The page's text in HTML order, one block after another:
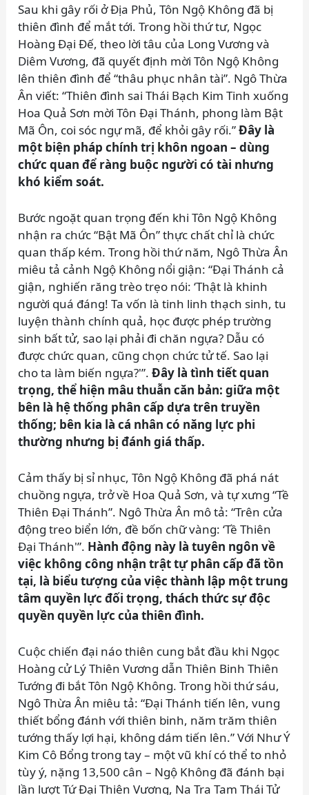
Sau khi gây rối ở Địa Phủ, Tôn Ngộ Không đã bị
thiên đình để mắt tới. Trong hồi thứ tư, Ngọc
Hoàng Đại Đế, theo lời tâu của Long Vương và
Diêm Vương, đã quyết định mời Tôn Ngộ Không
lên thiên đình để “thâu phục nhân tài”. Ngô Thừa
Ân viết: “Thiên đình sai Thái Bạch Kim Tinh xuống
Hoa Quả Sơn mời Tôn Đại Thánh, phong làm Bật
Mã Ôn, coi sóc ngự mã, để khỏi gây rối.”Đây là
một biện pháp chính trị khôn ngoan – dùng
chức quan để ràng buộc người có tài nhưng
khó kiểm soát.
Bước ngoặt quan trọng đến khi Tôn Ngộ Không
nhận ra chức “Bật Mã Ôn” thực chất chỉ là chức
quan thấp kém. Trong hồi thứ năm, Ngô Thừa Ân
miêu tả cảnh Ngộ Không nổi giận: “Đại Thánh cả
giận, nghiến răng trèo trẹo nói: ‘Thật là khinh
người quá đáng! Ta vốn là tinh linh thạch sinh, tu
luyện thành chính quả, học được phép trường
sinh bất tử, sao lại phải đi chăn ngựa? Dẫu có
được chức quan, cũng chọn chức tử tế. Sao lại
cho ta làm biến ngựa?'”.Đây là tình tiết quan
trọng, thể hiện mâu thuẫn căn bản: giữa một
bên là hệ thống phân cấp dựa trên truyền
thống; bên kia là cá nhân có năng lực phi
thường nhưng bị đánh giá thấp.
Cảm thấy bị sỉ nhục, Tôn Ngộ Không đã phá nát
chuồng ngựa, trở về Hoa Quả Sơn, và tự xưng “Tề
Thiên Đại Thánh”. Ngô Thừa Ân mô tả: “Trên cửa
động treo biển lớn, đề bốn chữ vàng: ‘Tề Thiên
Đại Thánh'”. Hành động này là tuyên ngôn về
việc không công nhận trật tự phân cấp đã tồn
tại, là biểu tượng của việc thành lập một trung
tâm quyền lực đối trọng, thách thức sự độc
quyền quyền lực của thiên đình.
Cuộc chiến đại náo thiên cung bắt đầu khi Ngọc
Hoàng cử Lý Thiên Vương dẫn Thiên Binh Thiên
Tướng đi bắt Tôn Ngộ Không. Trong hồi thứ sáu,
Ngô Thừa Ân miêu tả: “Đại Thánh tiến lên, vung
thiết bổng đánh với thiên binh, năm trăm thiên
tướng thấy lợi hại, không dám tiến lên.” Với Như Ý
Kim Cô Bổng trong tay – một vũ khí có thể to nhỏ
tùy ý, nặng 13,500 cân – Ngộ Không đã đánh bại
lần lượt Tứ Đại Thiên Vương, Na Tra Tam Thái Tử